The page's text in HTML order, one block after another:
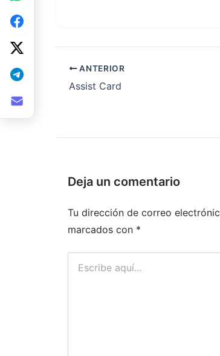
ANTERIOR
Assist Card
Deja un comentario
Tu dirección de correo
marcados con *
aquí...